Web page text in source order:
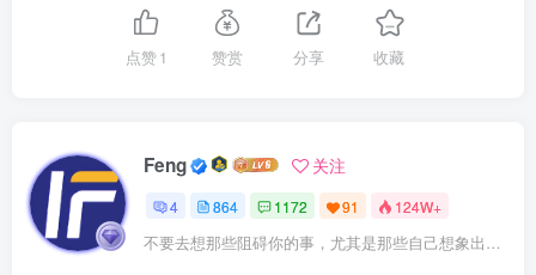
点赞1 赞赏 分享 收藏
Feng 关注
4 864 1172 91 124W+
不要去想那些阻碍你的事，尤其是那些自己想象出来的事